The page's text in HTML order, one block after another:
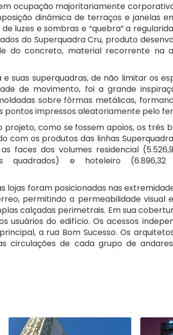
ocupação majoritariamente
dinâmica de terraços e janelas
luzes e sombras e “quebra” a
do Superquadra Cru, produto
do concreto, material recorrente na
suas superquadras, de não limitar os
de movimento, foi a grande
sobre fôrmas metálicas,
pontos impressos aleatoriamente pelo
como se fossem apoios, os três
com os produtos das linhas
faces dos volumes residencial
quadrados) e hoteleiro (6.896,32
lojas foram posicionadas nas
permitindo a permeabilidade visual
calçadas perimetrais. Em sua
usuários do edifício. Os acessos
a rua Bom Sucesso. Os
circulações de cada grupo de